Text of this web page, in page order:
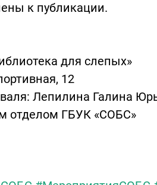
к публикации.
для слепых»
12
Лепилина Галина
отделом ГБУК «СОБС»